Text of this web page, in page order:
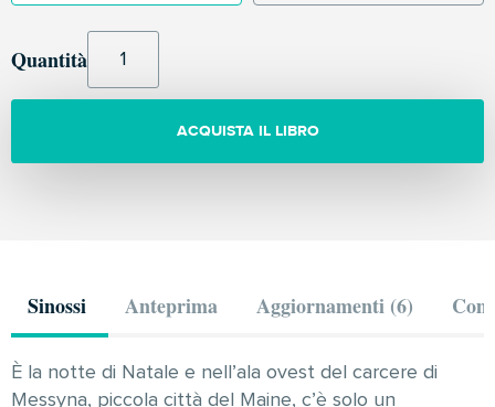
Quantità
ACQUISTA IL LIBRO
Sinossi Anteprima Aggiornamenti (6)
È la notte di Natale e nell’ala ovest del carcere di
Messyna, piccola città del Maine, c’è solo un